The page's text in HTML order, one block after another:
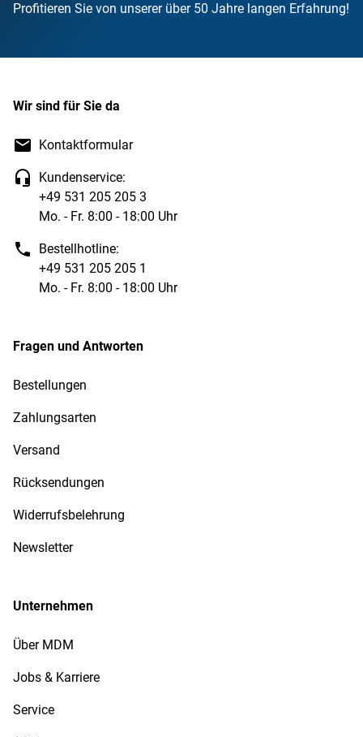
Profitieren Sie von unserer über 50 Jahre langen Erfahrung!
Wir sind für Sie da
Kontaktformular
Kundenservice:
+49 531 205 205 3
Mo. - Fr. 8:00 - 18:00 Uhr
Bestellhotline:
+49 531 205 205 1
Mo. - Fr. 8:00 - 18:00 Uhr
Fragen und Antworten
Bestellungen
Zahlungsarten
Versand
Rücksendungen
Widerrufsbelehrung
Newsletter
Unternehmen
Über MDM
Jobs & Karriere
Service